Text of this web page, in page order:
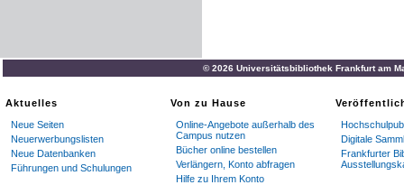
© 2026 Universitätsbibliothek Frankfurt am
Aktuelles
Neue Seiten
Neuerwerbungslisten
Neue Datenbanken
Führungen und Schulungen
Von zu Hause
Online-Angebote außerhalb des
Campus nutzen
Bücher online bestellen
Verlängern, Konto abfragen
Hilfe zu Ihrem Konto
Digitale
Frankfurter